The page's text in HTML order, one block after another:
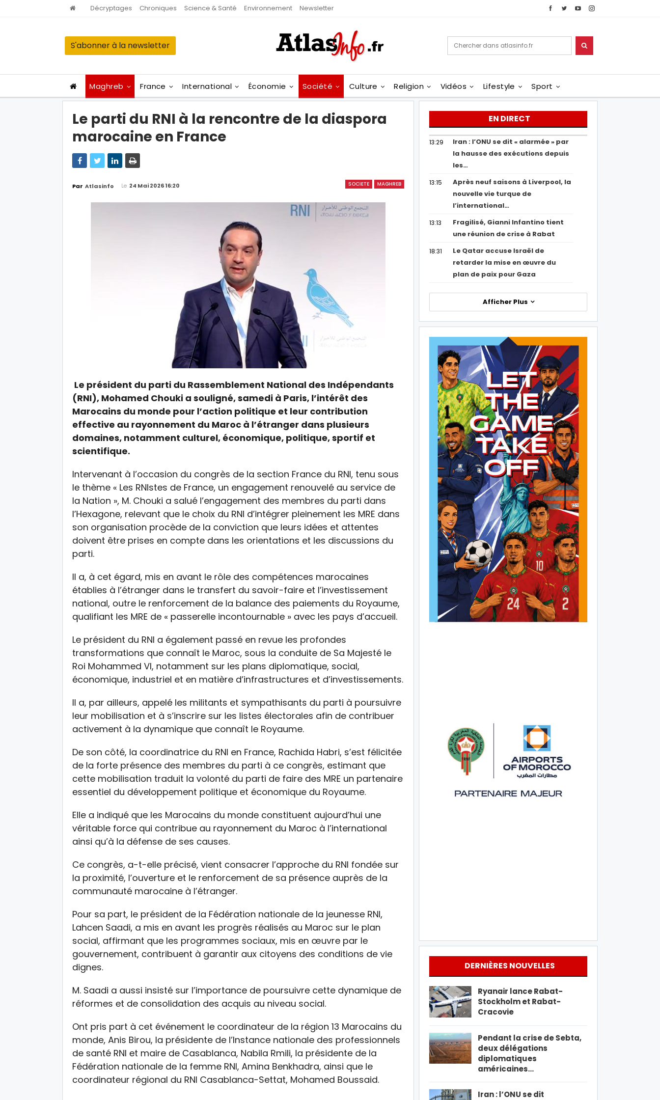
Décryptages Chroniques Science & Santé Environnement Newsletter
S'abonner à la newsletter
Maghreb France International Économie Société Culture Religion Vidéos Lifestyle Sport
Le parti du RNI à la rencontre de la diaspora
marocaine en France
SOCIETE MAGHREB
Par Atlasinfo Le 24 Mai 2026 16:20
Le président du parti du Rassemblement National des Indépendants
(RNI), Mohamed Chouki a souligné, samedi à Paris, l’intérêt des
Marocains du monde pour l’action politique et leur contribution
effective au rayonnement du Maroc à l’étranger dans plusieurs
domaines, notamment culturel, économique, politique, sportif et
scientifique.
Intervenant à l’occasion du congrès de la section France du RNI, tenu sous
le thème « Les RNIstes de France, un engagement renouvelé au service de
la Nation », M. Chouki a salué l’engagement des membres du parti dans
l’Hexagone, relevant que le choix du RNI d’intégrer pleinement les MRE dans
son organisation procède de la conviction que leurs idées et attentes
doivent être prises en compte dans les orientations et les discussions du
parti.
Il a, à cet égard, mis en avant le rôle des compétences marocaines
établies à l’étranger dans le transfert du savoir-faire et l’investissement
national, outre le renforcement de la balance des paiements du Royaume,
qualifiant les MRE de « passerelle incontournable » avec les pays d’accueil.
Le président du RNI a également passé en revue les profondes
transformations que connaît le Maroc, sous la conduite de Sa Majesté le
Roi Mohammed VI, notamment sur les plans diplomatique, social,
économique, industriel et en matière d’infrastructures et d’investissements.
Il a, par ailleurs, appelé les militants et sympathisants du parti à poursuivre
leur mobilisation et à s’inscrire sur les listes électorales afin de contribuer
activement à la dynamique que connaît le Royaume.
De son côté, la coordinatrice du RNI en France, Rachida Habri, s’est félicitée
de la forte présence des membres du parti à ce congrès, estimant que
cette mobilisation traduit la volonté du parti de faire des MRE un partenaire
essentiel du développement politique et économique du Royaume.
Elle a indiqué que les Marocains du monde constituent aujourd’hui une
véritable force qui contribue au rayonnement du Maroc à l’international
ainsi qu’à la défense de ses causes.
Ce congrès, a-t-elle précisé, vient consacrer l’approche du RNI fondée sur
la proximité, l’ouverture et le renforcement de sa présence auprès de la
communauté marocaine à l’étranger.
Pour sa part, le président de la Fédération nationale de la jeunesse RNI,
Lahcen Saadi, a mis en avant les progrès réalisés au Maroc sur le plan
social, affirmant que les programmes sociaux, mis en œuvre par le
gouvernement, contribuent à garantir aux citoyens des conditions de vie
dignes.
M. Saadi a aussi insisté sur l’importance de poursuivre cette dynamique de
réformes et de consolidation des acquis au niveau social.
Ont pris part à cet événement le coordinateur de la région 13 Marocains du
monde, Anis Birou, la présidente de l’Instance nationale des professionnels
de santé RNI et maire de Casablanca, Nabila Rmili, la présidente de la
Fédération nationale de la femme RNI, Amina Benkhadra, ainsi que le
coordinateur régional du RNI Casablanca-Settat, Mohamed Boussaid.
EN DIRECT
13:29
Iran : l’ONU se dit « alarmée » par
la hausse des exécutions depuis
les…
13:15
Après neuf saisons à Liverpool, la
nouvelle vie turque de
l’international…
13:13
Fragilisé, Gianni Infantino tient
une réunion de crise à Rabat
18:31
Le Qatar accuse Israël de
retarder la mise en œuvre du
plan de paix pour Gaza
Afficher Plus
DERNIÈRES NOUVELLES
Ryanair lance Rabat-
Stockholm et Rabat-
Cracovie
Pendant la crise de Sebta,
deux délégations
diplomatiques
américaines…
Iran : l’ONU se dit